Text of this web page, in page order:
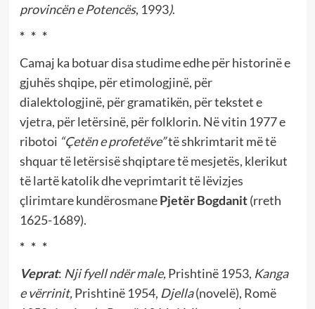
provincën e Potencës, 1993).
* * *
Camaj ka botuar disa studime edhe për historinë e
gjuhës shqipe, për etimologjinë, për
dialektologjinë, për gramatikën, për tekstet e
vjetra, për letërsinë, për folklorin. Në vitin 1977 e
ribotoi “Çetën e profetëve”të shkrimtarit më të
shquar të letërsisë shqiptare të mesjetës, klerikut
të lartë katolik dhe veprimtarit të lëvizjes
çlirimtare kundërosmanePjetër Bogdanit(rreth
1625-1689).
* * *
Veprat: Nji fyell ndër male,Prishtinë 1953, Kanga
e vërrinit,Prishtinë 1954, Djella(novelë), Romë